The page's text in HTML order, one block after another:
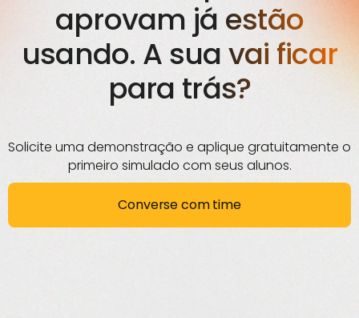
aprovam já estão
usando. A sua vai ficar
para trás?
Solicite uma demonstração e aplique gratuitamente o
primeiro simulado com seus alunos.
Converse com time